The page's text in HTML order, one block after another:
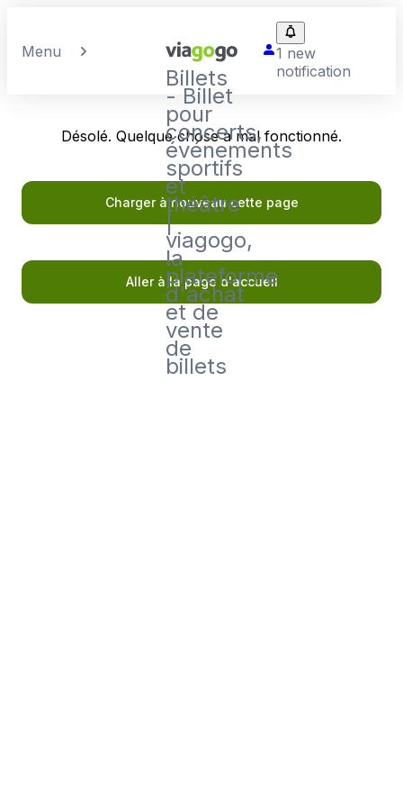
Menu
Billets
- Billet
pour
concerts,
événements
sportifs
et
théâtre
|
viagogo,
la
plateforme
d'achat
et de
vente
de
billets
1 new
notification
Désolé. Quelque chose a mal fonctionné.
Charger à nouveau cette page
Aller à la page d'accueil